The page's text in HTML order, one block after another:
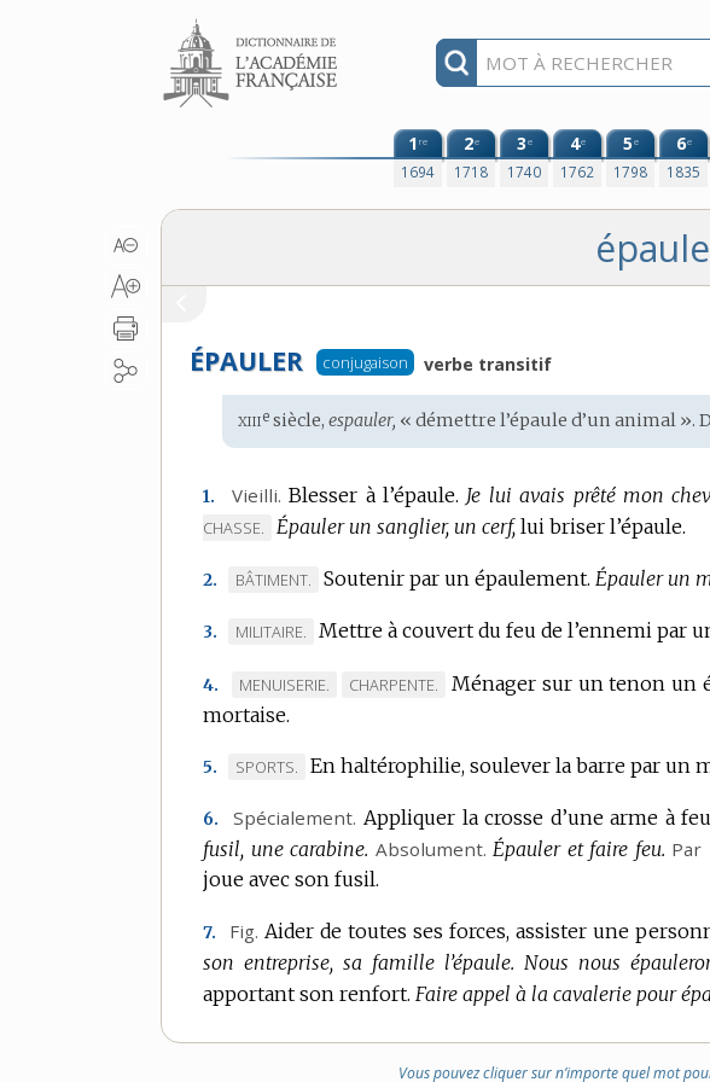
Aller au contenu
1re
1694
2e
1718
3e
1740
4e
1762
5e
1798
6e
1835
ÉPAULER conjugaison verbe transitif
Étymologie
:
xiiie siècle,espauler, « démettre l’épaule d’un animal ».
1. Vieilli. Blesser à l’épaule. Je lui avais prêté mon
CHASSE. Épauler un sanglier, un cerf, lui briser l’épaule.
2.
MARQUE
DOMAINE
BÂTIMENT. Soutenir par un épaulement. Épauler un
3.
MARQUE
DOMAINE
:
MILITAIRE. Mettre à couvert du feu de l’ennemi par
4.
MARQUE
DE
:
MENUISERIE.
MARQUE
:
CHARPENTE.
Ménager sur un tenon un
mortaise.
5.
MARQUE
DOMAINE
:
SPORTS. En haltérophilie, soulever la barre par un
6. Spécialement. Appliquer la crosse d’une arme à
fusil, une carabine. Absolument. Épauler et faire feu. Par
joue avec son fusil.
7. Fig. Aider de toutes ses forces, assister une
son entreprise, sa famille l’épaule. Nous nous
apportant son renfort. Faire appel à la cavalerie pour
Vous pouvez cliquer sur n’importe quel mot